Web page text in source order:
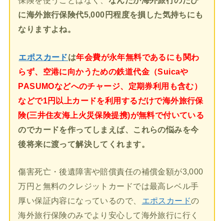
に海外旅行保険代5,000円程度を損した気持ちにも
なりますよね。
エポスカードは年会費が永年無料であるにも関わ
らず、空港に向かうための鉄道代金（Suicaや
PASUMOなどへのチャージ、定期券利用も含む）
などで1円以上カードを利用するだけで海外旅行保
険(三井住友海上火災保険提携)が無料で付いている
のでカードを作ってしまえば、これらの悩みを今
後将来に渡って解決してくれます。
傷害死亡・後遺障害や賠償責任の補償金額が3,000
万円と無料のクレジットカードでは最高レベル手
厚い保証内容になっているので、
エポスカードの
海外旅行保険のみでより安心して海外旅行に行く